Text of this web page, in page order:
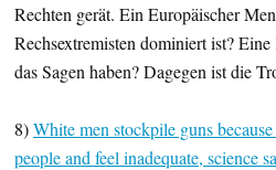
Rechten gerät. Ein Europäischer
Rechsextremisten dominiert ist?
das Sagen haben? Dagegen ist die
8)White men stockpile guns
people and feel inadequate, science